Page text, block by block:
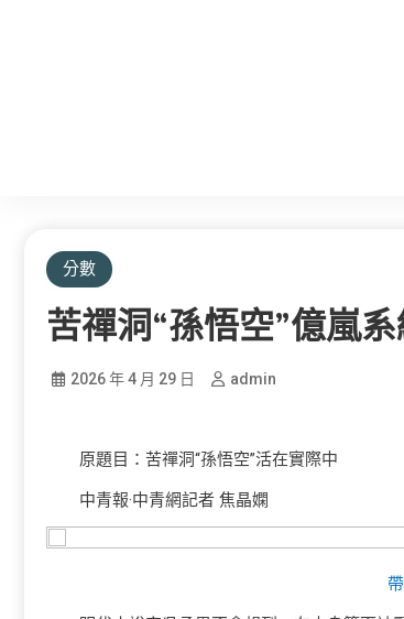
分數
苦禪洞“孫悟空”億嵐
2026 年 4 月 29 日 admin
原題目：苦禪洞“孫悟空”活在實際中
中青報·中青網記者 焦晶嫻